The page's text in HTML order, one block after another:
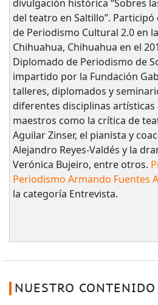
divulgación histórica “Sobres
del teatro en Saltillo”. Participó
de Periodismo Cultural 2.0 en
Chihuahua, Chihuahua en el
Diplomado de Periodismo de
impartido por la Fundación
talleres, diplomados y
diferentes disciplinas artísticas
maestros como la crítica de
Aguilar Zinser, el pianista y
Alejandro Reyes-Valdés y la
Verónica Bujeiro, entre otros.
Periodismo Armando Fuentes
la categoría Entrevista.
NUESTRO